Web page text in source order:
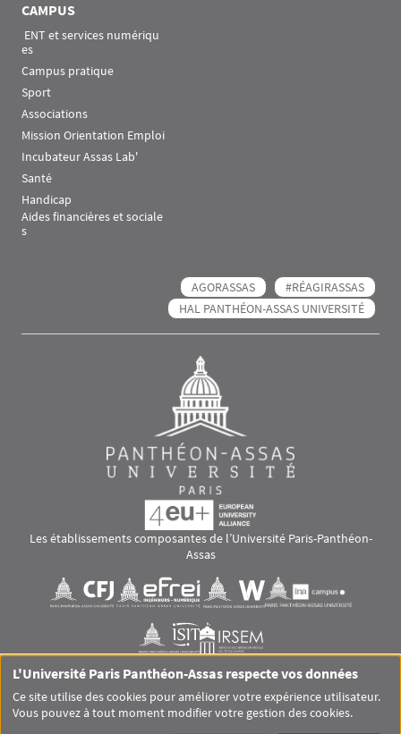
CAMPUS
es
Campus pratique
Sport
Associations
Mission Orientation Emploi
Incubateur Assas Lab'
Santé
Handicap
Aides financières et sociale
s
AGORASSAS
#RÉAGIRASSAS
HAL PANTHÉON-ASSAS UNIVERSITÉ
Les établissements composantes de l’Université Paris-Panthéon-
Assas
Visuel svgVisuel svg Visuel svgVisuel svg
Visuel svgVisuel svg
RS footer
L'Université Paris Panthéon-Assas respecte vos données
Ce site utilise des cookies pour améliorer votre expérience utilisateur.
Vous pouvez à tout moment modifier votre gestion des cookies.